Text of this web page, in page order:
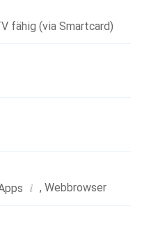
fähig (via Smartcard)
i , Webbrowser